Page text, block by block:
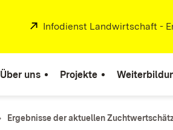
Extern:
Infodienst Landwirtschaft -
Über uns Projekte
Ergebnisse der aktuellen